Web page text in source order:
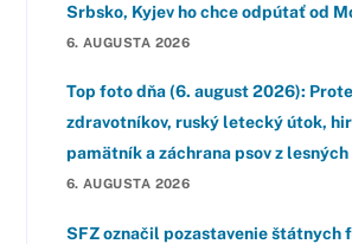
Srbsko, Kyjev ho chce odpútať od
6. AUGUSTA 2026
Top foto dňa (6. august 2026):
zdravotníkov, ruský letecký útok,
pamätník a záchrana psov z
6. AUGUSTA 2026
SFZ označil pozastavenie štátnych